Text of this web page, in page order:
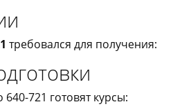
требовался для получения:
721 готовят курсы: